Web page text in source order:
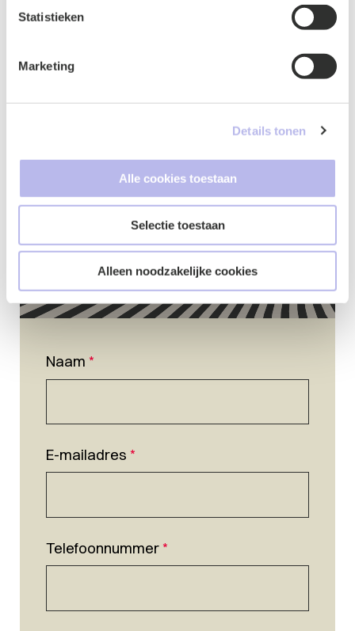
Statistieken
Marketing
Details tonen
Alle cookies toestaan
Selectie toestaan
Alleen noodzakelijke cookies
Intellectueel
Contactformulier
Naam *
E-mailadres *
Telefoonnummer*